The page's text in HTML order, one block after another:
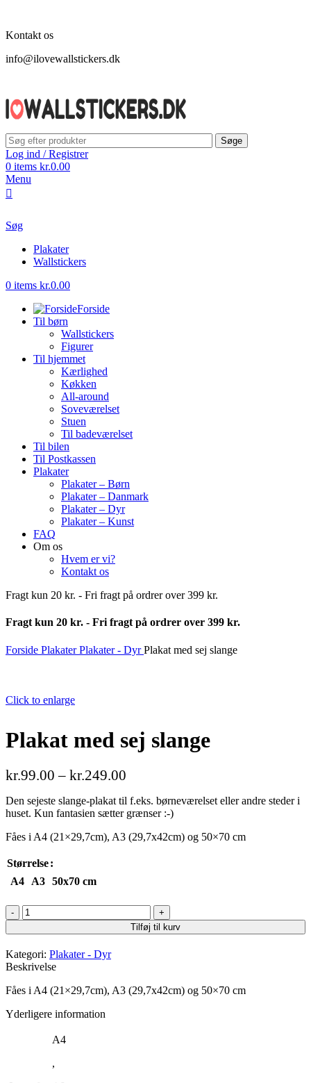
Kontakt os
info@ilovewallstickers.dk
Søge
Log ind / Registrer
0 items kr.0.00
Menu
Søg
Plakater
Wallstickers
0 items kr.0.00
Forside
Til børn
Wallstickers
Figurer
Til hjemmet
Kærlighed
Køkken
All-around
Soveværelset
Stuen
Til badeværelset
Til bilen
Til Postkassen
Plakater
Plakater – Børn
Plakater – Danmark
Plakater – Dyr
Plakater – Kunst
FAQ
Om os
Hvem er vi?
Kontakt os
Fragt kun 20 kr. - Fri fragt på ordrer over 399 kr.
Fragt kun 20 kr. - Fri fragt på ordrer over 399 kr.
Forside PlakaterPlakater - DyrPlakat med sej slange
Click to enlarge
Plakat med sej slange
kr.99.00 – kr.249.00
Den sejeste slange-plakat til f.eks. børneværelset eller andre steder i
huset. Kun fantasien sætter grænser :-)
Fåes i A4 (21×29,7cm), A3 (29,7x42cm) og 50×70 cm
Størrelse
A4
A3 50x70 cm
Plakat
med
sej
slange
antal
Tilføj til kurv
Kategori: Plakater - Dyr
Beskrivelse
Fåes i A4 (21×29,7cm), A3 (29,7x42cm) og 50×70 cm
Yderligere information
A4
,